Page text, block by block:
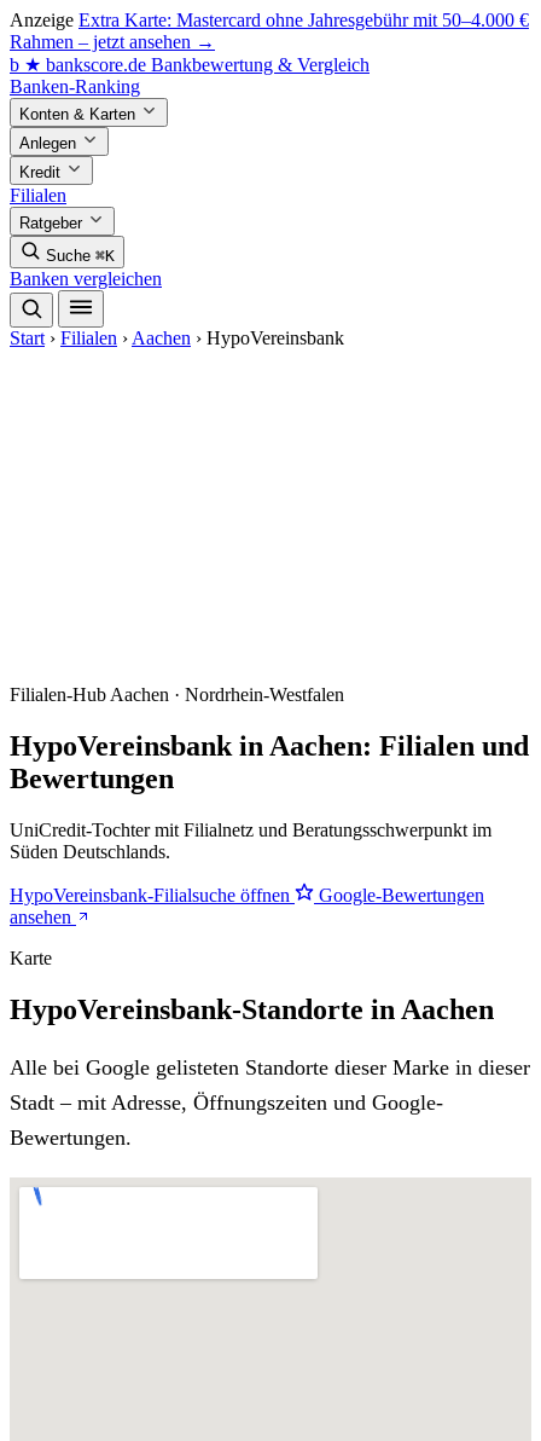
Anzeige Extra Karte: Mastercard ohne Jahresgebühr mit 50–4.000 €
Rahmen – jetzt ansehen →
b ★ bankscore.de Bankbewertung & Vergleich
Banken-Ranking
Konten & Karten
Anlegen
Kredit
Filialen
Ratgeber
Suche ⌘K
Banken vergleichen
Start › Filialen › Aachen › HypoVereinsbank
Filialen-Hub Aachen · Nordrhein-Westfalen
HypoVereinsbank in Aachen: Filialen und
Bewertungen
UniCredit-Tochter mit Filialnetz und Beratungsschwerpunkt im
Süden Deutschlands.
HypoVereinsbank-Filialsuche öffnen
Google-Bewertungen
ansehen
Karte
HypoVereinsbank-Standorte in Aachen
Alle bei Google gelisteten Standorte dieser Marke in dieser
Stadt – mit Adresse, Öffnungszeiten und Google-
Bewertungen.